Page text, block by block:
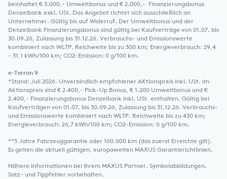
beinhaltet € 3.000,- Umweltbonus und € 2.000,– Finanzierungsbonus
Denzelbank exkl. USt. Das Angebot richtet sich ausschließlich an
Unternehmer. Gültig bis auf Widerruf. Der Umweltbonus und der
Denzelbank Finanzierungsbonus sind gültig bei Kaufverträge von 01.07. bis
30.09.26, Zulassung bis 31.12.26. Verbrauchs- und Emissionswerte
kombiniert nach WLTP. Reichweite bis zu 300 km; Energieverbrauch: 29,4
- 31,1 kWh/100 km; CO2-Emission: 0 g/100 km.
e-Terron 9
*Stand: Juli 2026. Unverbindlich empfohlener AKtionspreis inkl. USt. Im
Aktionspreis sind € 2.400,- Pick-Up Bonus, € 1.200 Umweltbonus und €
2.400,- Finanzierungsbonus Denzelbank inkl. USt. enthalten. Gültig bei
Kaufverträgen von 01.07. bis 30.09.26, Zulassung bis 31.12.26. Verbrauchs-
und Emissionswerte kombiniert nach WLTP. Reichweite bis zu 430 km;
Energieverbrauch: 26,7 kWh/100 km; CO2-Emission: 0 g/100 km.
**5 Jahre Fahrzeuggarantie oder 160.000 km (das zuerst Erreichte gilt).
Es gelten die aktuell gültigen, europaweiten MAXUS Garantierichtlinien.
Nähere Informationen bei Ihrem MAXUS Partner. Symbolabbildungen.
Satz- und Tippfehler vorbehalten.